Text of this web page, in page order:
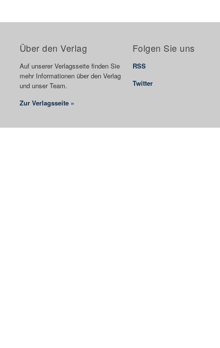
Über den Verlag
Auf unserer Verlagsseite finden Sie
mehr Informationen über den Verlag
und unser Team.
Zur Verlagsseite »
Folgen Sie uns
RSS
Twitter